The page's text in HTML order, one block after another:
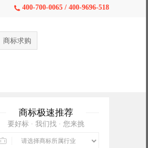
 400-700-0065 / 400-9696-518
商标求购
商标极速推荐
要好标 · 我们找 · 您来挑